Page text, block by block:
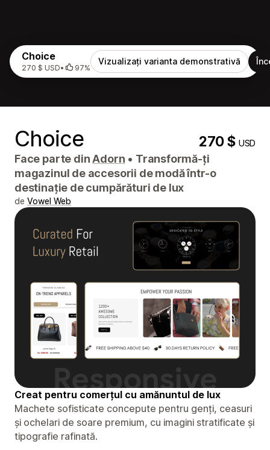
Choice
270 $ USD• 97%
Vizualizați varianta demonstrativă
Choice 270 $USD
Face parte dinAdorn • Transformă-ți
magazinul de accesorii de modă într-o
destinație de cumpărături de lux
de Vowel Web
Creat pentru comerțul cu amănuntul de lux
Machete sofisticate concepute pentru genți, ceasuri
și ochelari de soare premium, cu imagini stratificate și
tipografie rafinată.